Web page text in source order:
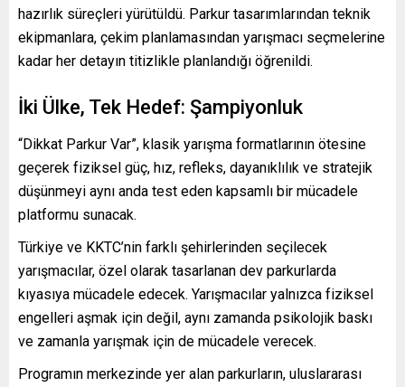
hazırlık süreçleri yürütüldü. Parkur tasarımlarından teknik
ekipmanlara, çekim planlamasından yarışmacı seçmelerine
kadar her detayın titizlikle planlandığı öğrenildi.
İki Ülke, Tek Hedef: Şampiyonluk
“Dikkat Parkur Var”, klasik yarışma formatlarının ötesine
geçerek fiziksel güç, hız, refleks, dayanıklılık ve stratejik
düşünmeyi aynı anda test eden kapsamlı bir mücadele
platformu sunacak.
Türkiye ve KKTC’nin farklı şehirlerinden seçilecek
yarışmacılar, özel olarak tasarlanan dev parkurlarda
kıyasıya mücadele edecek. Yarışmacılar yalnızca fiziksel
engelleri aşmak için değil, aynı zamanda psikolojik baskı
ve zamanla yarışmak için de mücadele verecek.
Programın merkezinde yer alan parkurların, uluslararası